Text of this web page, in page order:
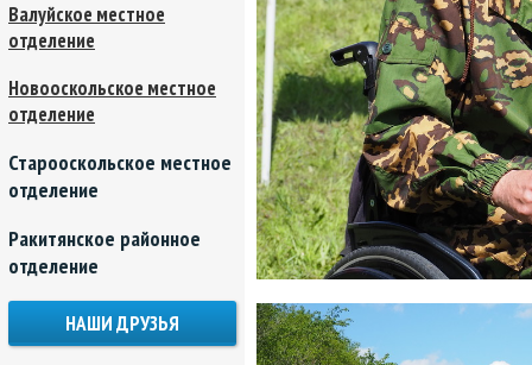
Валуйское местное
отделение
Новооскольское местное
отделение
Старооскольское местное
отделение
Ракитянское районное
отделение
НАШИ ДРУЗЬЯ